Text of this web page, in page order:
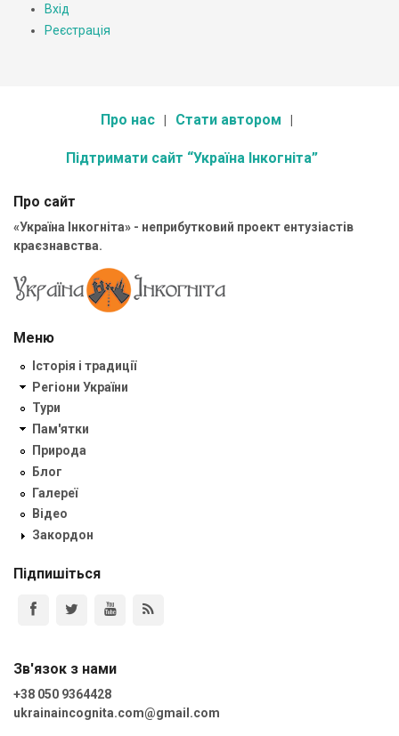
Вхід
Реєстрація
Про нас Стати автором
Підтримати сайт “Україна Інкогніта”
Про сайт
«Україна Інкогніта» - неприбутковий проект ентузіастів
краєзнавства.
Меню
Історія і традиції
Регіони України
Тури
Пам'ятки
Природа
Блог
Галереї
Відео
Закордон
Підпишіться
Зв'язок з нами
+38 050 9364428
ukrainaincognita.com@gmail.com